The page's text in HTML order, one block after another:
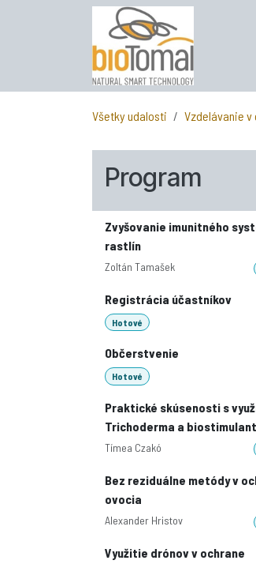
Všetky udalosti Vzdelávanie v
Program
Zvyšovanie imunitného
rastlín
Zoltán Tamašek
Registrácia účastníkov
Hotové
Občerstvenie
Hotové
Praktické skúsenosti s
Trichoderma a
Tímea Czakó
Bez reziduálne metódy v
ovocia
Alexander Hristov
Využitie drónov v ochrane